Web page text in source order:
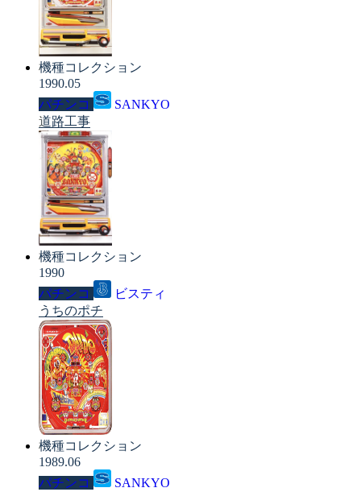
機種コレクション
1990.05
パチンコ
SANKYO
道路工事
機種コレクション
1990
パチンコ
ビスティ
うちのポチ
機種コレクション
1989.06
パチンコ
SANKYO